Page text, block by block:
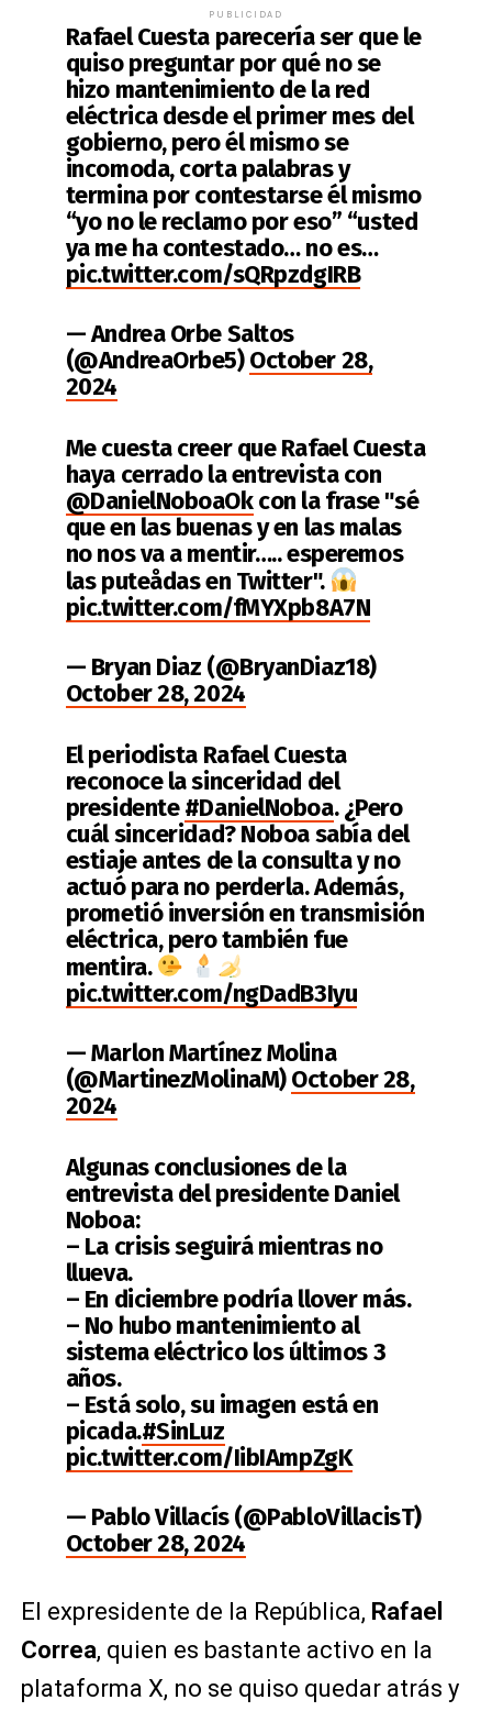
PUBLICIDAD
Rafael Cuesta parecería ser que le
quiso preguntar por qué no se
hizo mantenimiento de la red
eléctrica desde el primer mes del
gobierno, pero él mismo se
incomoda, corta palabras y
termina por contestarse él mismo
“yo no le reclamo por eso” “usted
ya me ha contestado… no es…
pic.twitter.com/sQRpzdgIRB
— Andrea Orbe Saltos
(@AndreaOrbe5)October 28,
2024
Me cuesta creer que Rafael Cuesta
haya cerrado la entrevista con
@DanielNoboaOkcon la frase "sé
que en las buenas y en las malas
no nos va a mentir….. esperemos
las puteådas en Twitter".
pic.twitter.com/fMYXpb8A7N
— Bryan Diaz (@BryanDiaz18)
October 28, 2024
El periodista Rafael Cuesta
reconoce la sinceridad del
presidente#DanielNoboa. ¿Pero
cuál sinceridad? Noboa sabía del
estiaje antes de la consulta y no
actuó para no perderla. Además,
prometió inversión en transmisión
eléctrica, pero también fue
mentira.
pic.twitter.com/ngDadB3Iyu
— Marlon Martínez Molina
(@MartinezMolinaM)October 28,
2024
Algunas conclusiones de la
entrevista del presidente Daniel
Noboa:
– La crisis seguirá mientras no
llueva.
– En diciembre podría llover más.
– No hubo mantenimiento al
sistema eléctrico los últimos 3
años.
– Está solo, su imagen está en
picada.#SinLuz
pic.twitter.com/IibIAmpZgK
— Pablo Villacís (@PabloVillacisT)
October 28, 2024
El expresidente de la República, Rafael
Correa, quien es bastante activo en la
plataforma X, no se quiso quedar atrás y